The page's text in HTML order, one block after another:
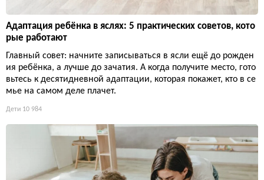
Адаптация ребёнка в яслях: 5 практических советов, кото
рые работают
Главный совет: начните записываться в ясли ещё до рожден
ия ребёнка, а лучше до зачатия. А когда получите место, гото
вьтесь к десятидневной адаптации, которая покажет, кто в се
мье на самом деле плачет.
Дети 10 984